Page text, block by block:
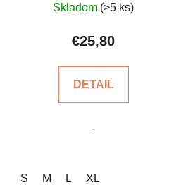
hodnotenie
produktu
z
hviezdičiek.
Skladom (>5 ks)
€25,80
DETAIL
-
S M L XL